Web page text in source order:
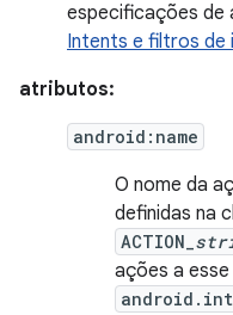
especificações de
Intents e filtros de
atributos:
android:name
O nome da
definidas na
ACTION_
ações a